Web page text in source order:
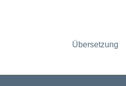
Übersetzung